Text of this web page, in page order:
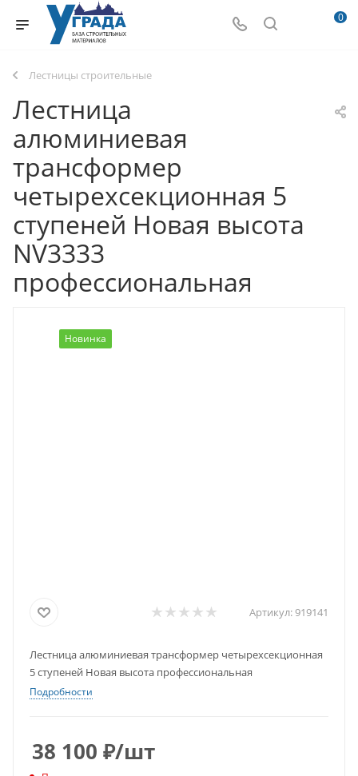
0
Лестницы строительные
Лестница
алюминиевая
трансформер
четырехсекционная 5
ступеней Новая высота
NV3333
профессиональная
Новинка
Артикул:919141
Лестница алюминиевая трансформер четырехсекционная
5 ступеней Новая высота профессиональная
Подробности
38 100 ₽/шт